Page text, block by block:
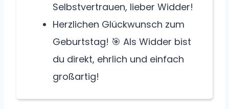
Selbstvertrauen, lieber Widder!
Herzlichen Glückwunsch zum
Geburtstag! 🎯 Als Widder bist
du direkt, ehrlich und einfach
großartig!